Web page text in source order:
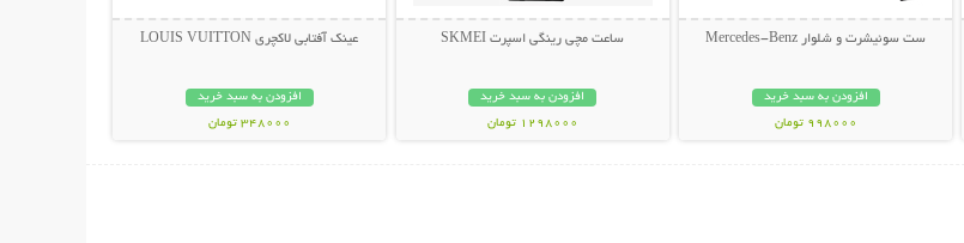
ست سوئیشرت و شلوار Mercedes-Benz
افزودن به سبد خرید
998000 تومان
ساعت مچی رینگی اسپرت SKMEI
افزودن به سبد خرید
1298000 تومان
عینک آفتابی لاکچری LOUIS VUITTON
افزودن به سبد خرید
348000 تومان